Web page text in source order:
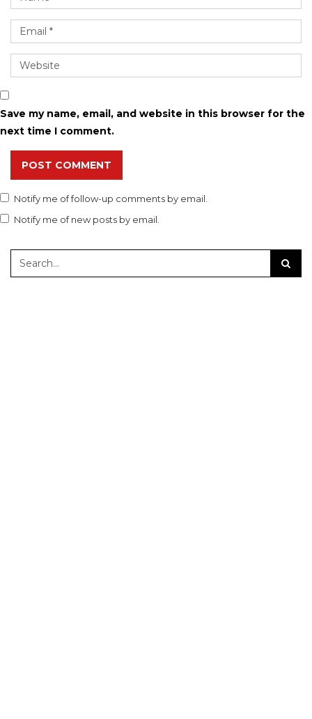
Save my name, email, and website in this browser for the
next time I comment.
POST COMMENT
Notify me of follow-up comments by email.
Notify me of new posts by email.